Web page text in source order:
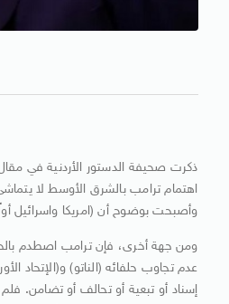
ذكرت صحيفة الدستور الأردنية في
اهتمام ترامب بالشرق الأوسط لا
وأصبحت بوضوح أن (امريكا واسرائيل
ومن جهة أخرى، فإن ترامب اصطدم
عدم تجاوب حلفائه (الناتو) و(الإتحاد
إسناد أو تبعية أو تحالف أو تضامن. فلم